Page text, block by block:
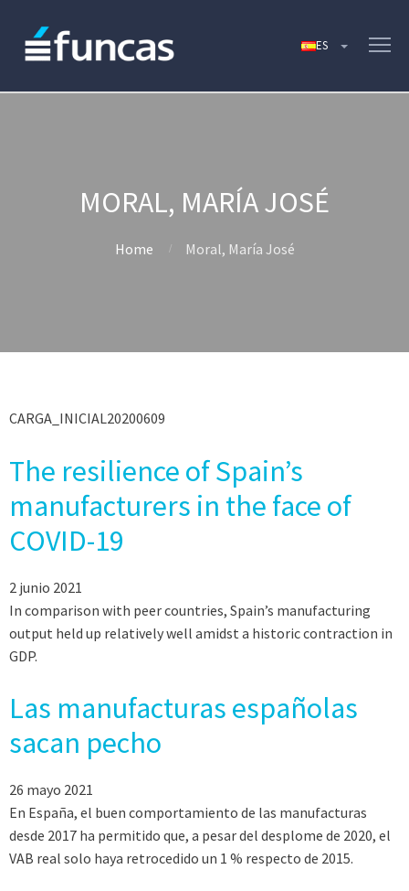
MORAL, MARÍA JOSÉ
Home Moral, María José
CARGA_INICIAL20200609
The resilience of Spain’s
manufacturers in the face of
COVID-19
2 junio 2021
In comparison with peer countries, Spain’s manufacturing
output held up relatively well amidst a historic contraction in
GDP.
Las manufacturas españolas
sacan pecho
26 mayo 2021
En España, el buen comportamiento de las manufacturas
desde 2017 ha permitido que, a pesar del desplome de 2020, el
VAB real solo haya retrocedido un 1 % respecto de 2015.